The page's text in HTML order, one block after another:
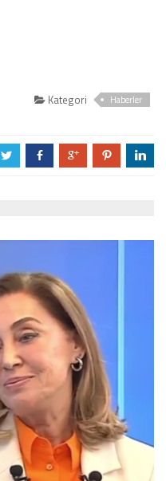
Kategori Haberler
a b c d j